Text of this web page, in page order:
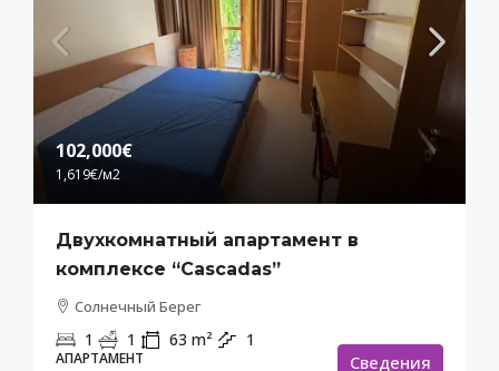
102,000€
1,619€/м2
Двухкомнатный апартамент в
комплексе “Cascadas”
Солнечный Берег
1 1 63 m² 1
АПАРТАМЕНТ Cведения